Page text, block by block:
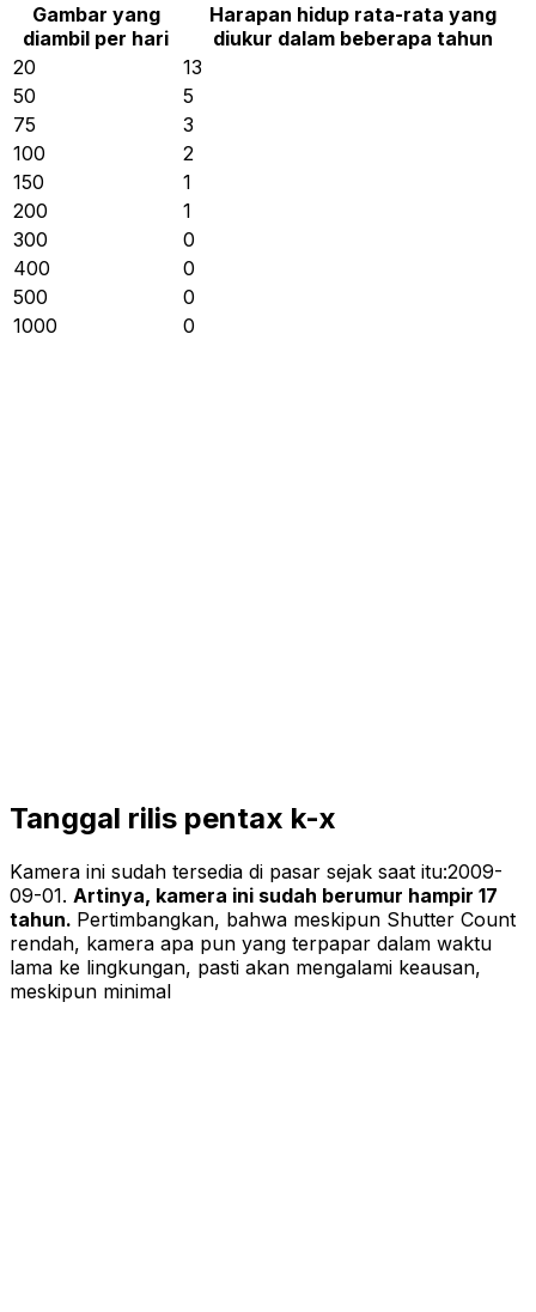
Gambar yang
diambil per hari
Harapan hidup rata-rata yang
diukur dalam beberapa tahun
20
13
50
5
75
3
100
2
150
1
200
1
300
0
400
0
500
0
1000
0
Tanggal rilis pentax k-x
Kamera ini sudah tersedia di pasar sejak saat itu:2009-
09-01. Artinya, kamera ini sudah berumur hampir 17
tahun. Pertimbangkan, bahwa meskipun Shutter Count
rendah, kamera apa pun yang terpapar dalam waktu
lama ke lingkungan, pasti akan mengalami keausan,
meskipun minimal